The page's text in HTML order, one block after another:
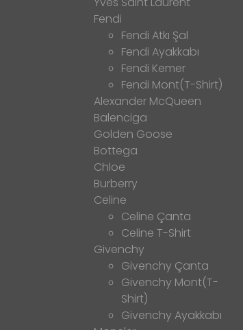
Fendi
Fendi Atkı Şal
Fendi Ayakkabı
Fendi Kemer
Fendi Mont(T-Shirt)
Alexander McQueen
Balenciga
Golden Goose
Bottega
Chloe
Burberry
Celine
Celine Çanta
Celine T-Shirt
Givenchy
Givenchy Çanta
Givenchy Mont(T-
Shirt)
Givenchy Ayakkabı